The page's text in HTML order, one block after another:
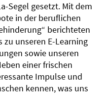
Segel gesetzt. Mit dem
in der beruflichen
berichteten
zu unseren E-Learning
sowie unseren
einer frischen
Impulse und
kennen, was uns